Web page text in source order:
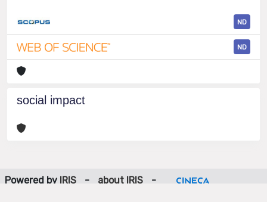
ND
ND
social impact
Powered by IRIS - about IRIS
-